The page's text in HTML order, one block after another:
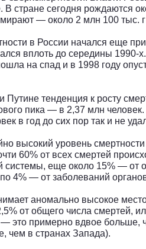
В стране сегодня рождаются
— около 2 млн 100 тыс.
в России начался еще
вплоть до середины 1990-
на спад и в 1998 году
Путине тенденция к росту
пика — в 2,37 млн
в год до сих пор так и не
высокий уровень
60% от всех смертей
системы, еще около 15% — от
4% — от заболеваний
аномально высокое
от общего числа смертей,
это примерно вдвое больше,
чем в странах Запада).